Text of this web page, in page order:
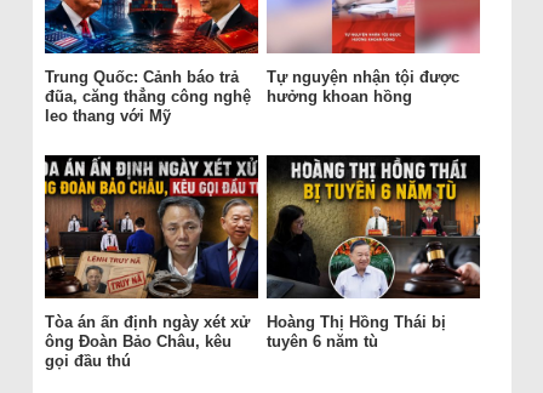
Trung Quốc: Cảnh báo trả
đũa, căng thẳng công nghệ
leo thang với Mỹ
Tự nguyện nhận tội được
hưởng khoan hồng
Tòa án ấn định ngày xét xử
ông Đoàn Bảo Châu, kêu
gọi đầu thú
Hoàng Thị Hồng Thái bị
tuyên 6 năm tù